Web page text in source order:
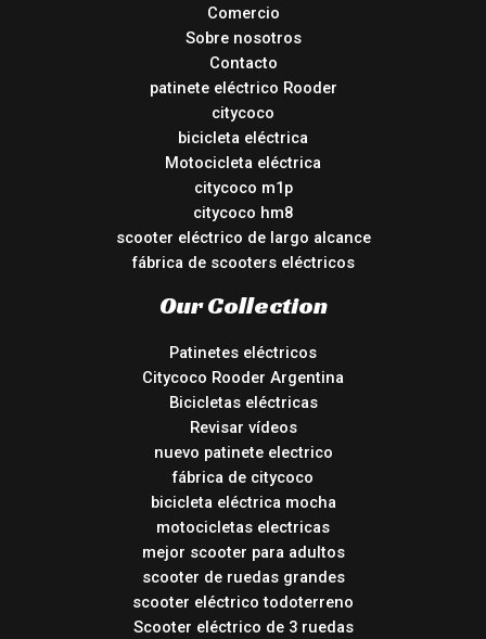
Comercio
Sobre nosotros
Contacto
patinete eléctrico Rooder
citycoco
bicicleta eléctrica
Motocicleta eléctrica
citycoco m1p
citycoco hm8
scooter eléctrico de largo alcance
fábrica de scooters eléctricos
Our Collection
Patinetes eléctricos
Citycoco Rooder Argentina
Bicicletas eléctricas
Revisar vídeos
nuevo patinete electrico
fábrica de citycoco
bicicleta eléctrica mocha
motocicletas electricas
mejor scooter para adultos
scooter de ruedas grandes
scooter eléctrico todoterreno
Scooter eléctrico de 3 ruedas